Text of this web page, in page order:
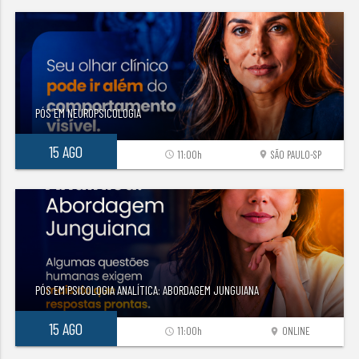
PÓS EM NEUROPSICOLOGIA
15 AGO location_on SÃO PAULO-SP
access_time 11:00h
PÓS EM PSICOLOGIA ANALÍTICA: ABORDAGEM JUNGUIANA
15 AGO location_on ONLINE
access_time 11:00h